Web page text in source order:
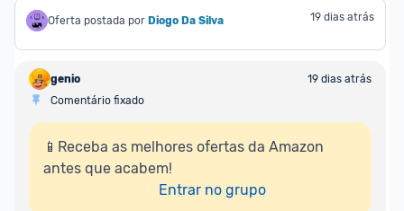
Oferta postada por Diogo Da Silva 19 dias atrás
genio
19 dias atrás
Comentário fixado
📱Receba as melhores ofertas da Amazon
antes que acabem!
Entrar no grupo